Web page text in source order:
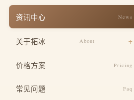
品牌视觉包装
安全与运维
SEO 基础优化
餐饮美食
医疗健康
酒店住宿
资讯中心 News
关于拓冰 About
设计团队
价格方案 Pricing
常见问题 Faq